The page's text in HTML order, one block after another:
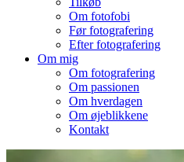
Om fotofobi
Før fotografering
Efter fotografering
Om mig
Om fotografering
Om passionen
Om hverdagen
Om øjeblikkene
Kontakt